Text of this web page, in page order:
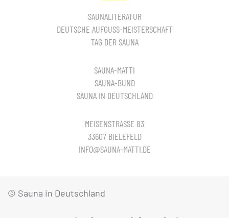
SAUNALITERATUR
DEUTSCHE AUFGUSS-MEISTERSCHAFT
TAG DER SAUNA
SAUNA-MATTI
SAUNA-BUND
SAUNA IN DEUTSCHLAND
MEISENSTRASSE 83
33607 BIELEFELD
INFO@SAUNA-MATTI.DE
© Sauna in Deutschland